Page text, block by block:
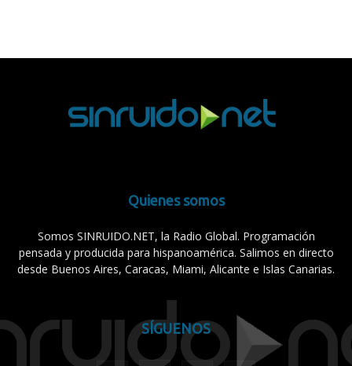
Quienes somos
Somos SINRUIDO.NET, la Radio Global. Programación
pensada y producida para hispanoamérica. Salimos en directo
desde Buenos Aires, Caracas, Miami, Alicante e Islas Canarias.
SÍGUENOS